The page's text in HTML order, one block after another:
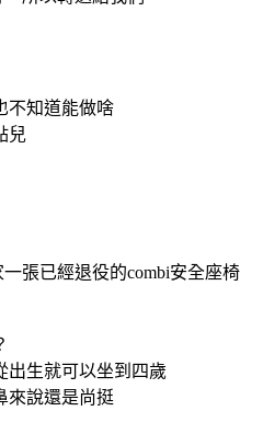
不知道能做啥
兒
張已經退役的combi安全座椅
生就可以坐到四歲
來說還是尚挺